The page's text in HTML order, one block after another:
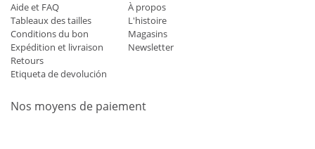
Aide et FAQ
Tableaux des tailles
Conditions du bon
Expédition et livraison
Retours
Etiqueta de devolución
À propos
L'histoire
Magasins
Newsletter
Nos moyens de paiement